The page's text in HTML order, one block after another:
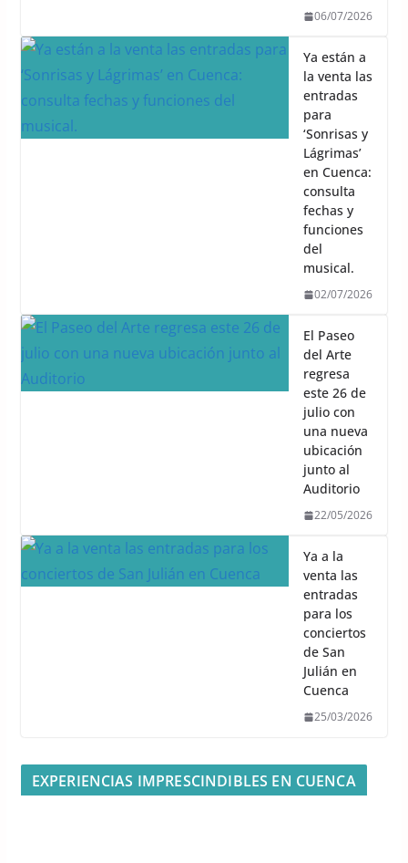
06/07/2026
Ya están a
la venta las
entradas
para
‘Sonrisas y
Lágrimas’
en Cuenca:
consulta
fechas y
funciones
del
musical.
02/07/2026
El Paseo
del Arte
regresa
este 26 de
julio con
una nueva
ubicación
junto al
Auditorio
22/05/2026
Ya a la
venta las
entradas
para los
conciertos
de San
Julián en
Cuenca
25/03/2026
EXPERIENCIAS IMPRESCINDIBLES EN CUENCA